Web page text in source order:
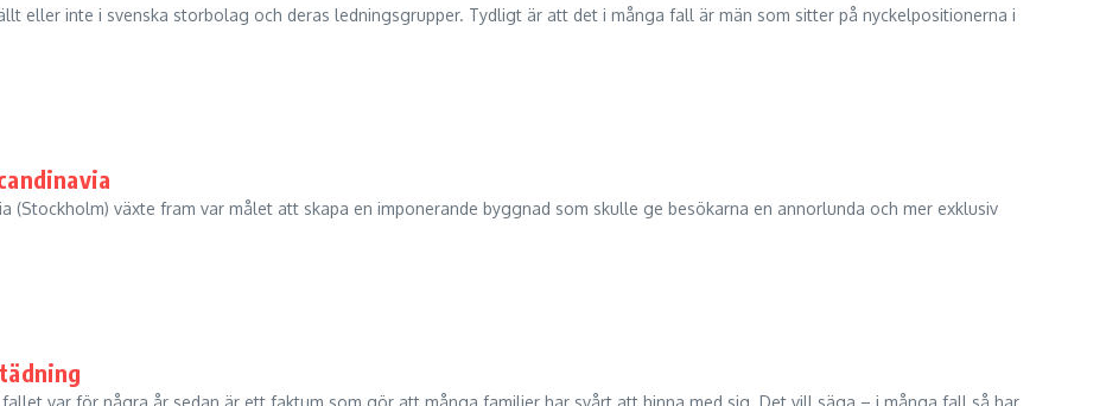
eller inte i svenska storbolag och deras ledningsgrupper. Tydligt är att det i många fall är män som sitter på nyckelpositionerna i
(Stockholm) växte fram var målet att skapa en imponerande byggnad som skulle ge besökarna en annorlunda och mer exklusiv
var för några år sedan är ett faktum som gör att många familjer har svårt att hinna med sig. Det vill säga – i många fall så har